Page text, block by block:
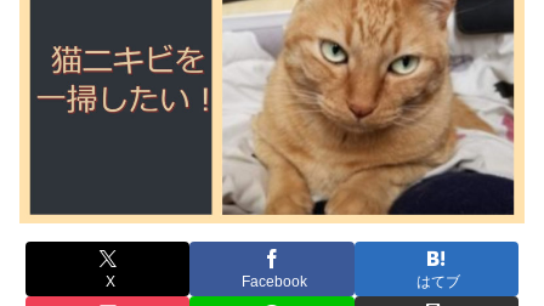
X Facebook はてブ